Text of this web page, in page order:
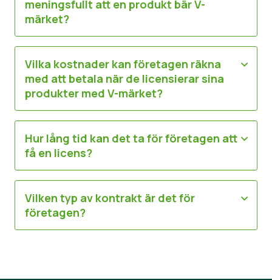
meningsfullt att en produkt bär V-
märket?
Vilka kostnader kan företagen räkna
med att betala när de licensierar sina
produkter med V-märket?
Hur lång tid kan det ta för företagen att
få en licens?
Vilken typ av kontrakt är det för
företagen?